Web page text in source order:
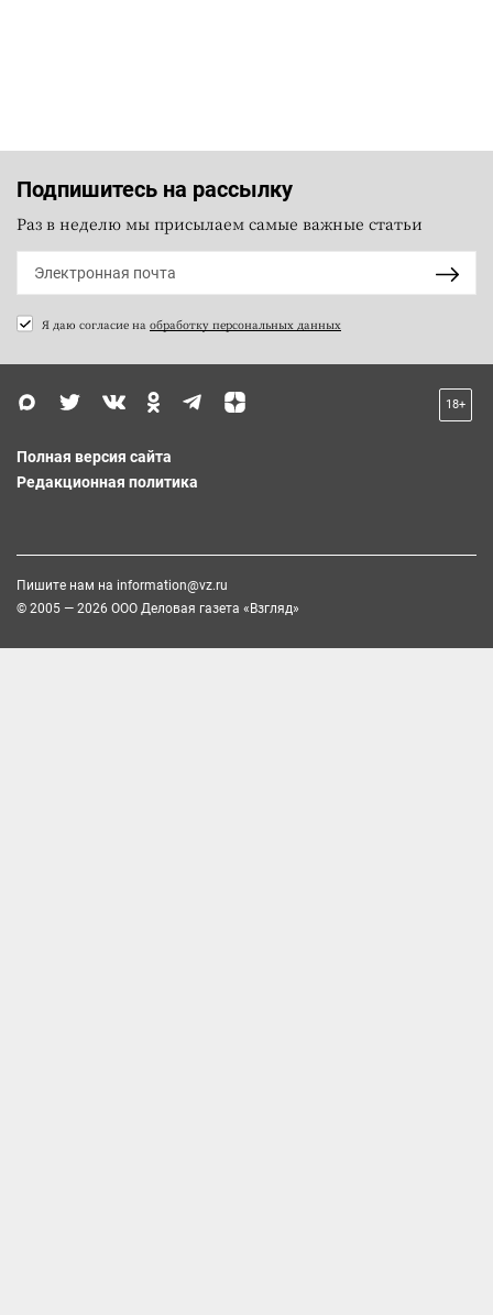
Подпишитесь на рассылку
Раз в неделю мы присылаем самые важные статьи
Я даю согласие на обработку персональных данных
18+
Полная версия сайта
Редакционная политика
Пишите нам на information@vz.ru
© 2005 — 2026 ООО Деловая газета «Взгляд»